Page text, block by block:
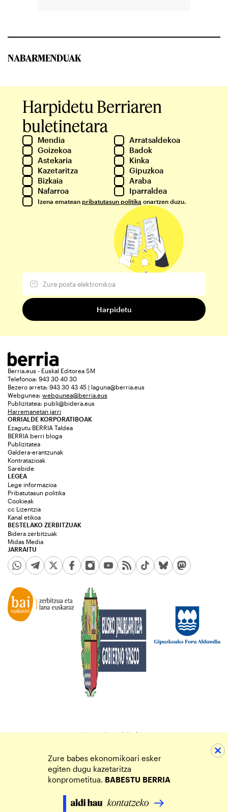
NABARMENDUAK
Harpidetu Berriaren
buletinetara
Mendia
Arratsaldekoa
Goizekoa
Badok
Astekaria
Kinka
Kazetaritza
Gipuzkoa
Bizkaia
Araba
Nafarroa
Iparraldea
Izena ematean pribatutasun politika onartzen duzu.
Berria.eus - Euskal Editorea SM
Telefonoa: 943 30 40 30
Bezero arreta: 943 30 43 45 | laguna@berria.eus
Webgunea: webgunea@berria.eus
Publizitatea: publi@bidera.eus
Harremanetan jarri
ORRIALDE KORPORATIBOAK
Ezagutu BERRIA Taldea
BERRIA berri bloga
Publizitatea
Galdera-erantzunak
Kontratazioak
Sarebide
JARRAITU
LEGEA
Lege informazioa
Pribatutasun politika
Cookieak
cc Lizentzia
Kanal etikoa
BESTELAKO ZERBITZUAK
Bidera zerbitzuak
Midas Media
Zure babes ekonomikoari esker
egiten dugu kazetaritza
konprometitua. BABESTU BERRIA